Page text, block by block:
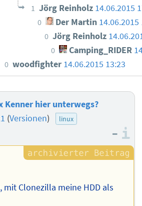
1 Jörg Reinholz 14.06.2015
0 Der Martin 14.06.2015
0 Jörg Reinholz
0 Camping_RIDER
0 woodfighter 14.06.2015 13:23
Kenner hier unterwegs?
(Versionen) linux
–
mit Clonezilla meine HDD als